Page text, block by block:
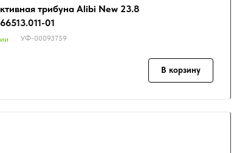
трибуна Alibi New 23.8
01
УФ-00093759
В корзину